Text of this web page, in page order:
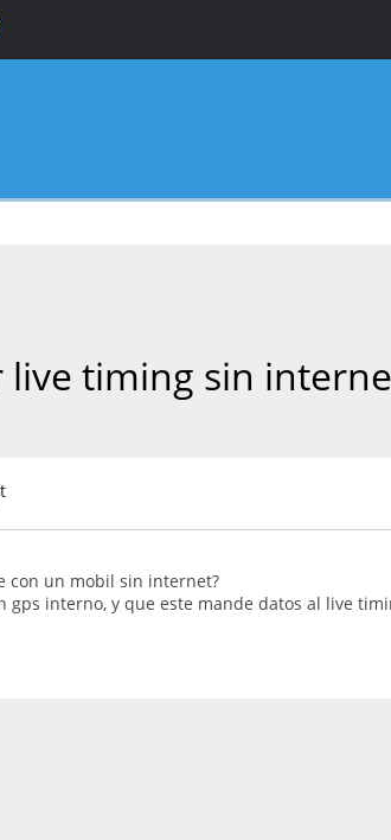
live timing sin
con un mobil sin internet?
gps interno, y que este mande datos al live